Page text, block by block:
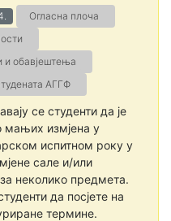
Огласна плоча
и обавјештења
АГГФ
се студенти да је
мањих измјена у
испитном року у
сале и/или
неколико предмета.
да посјете на
термине.